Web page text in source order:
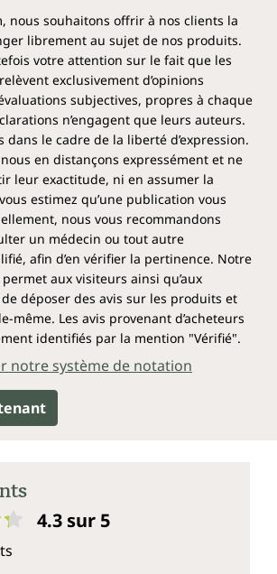
nous souhaitons offrir à nos clients la
librement au sujet de nos produits.
votre attention sur le fait que les
exclusivement d’opinions
subjectives, propres à chaque
n’engagent que leurs auteurs.
dans le cadre de la liberté d’expression.
en distançons expressément et ne
leur exactitude, ni en assumer la
estimez qu’une publication vous
nous vous recommandons
un médecin ou tout autre
afin d’en vérifier la pertinence. Notre
aux visiteurs ainsi qu’aux
déposer des avis sur les produits et
même. Les avis provenant d’acheteurs
identifiés par la mention "Vérifié".
notre système de notation
4.3 sur 5